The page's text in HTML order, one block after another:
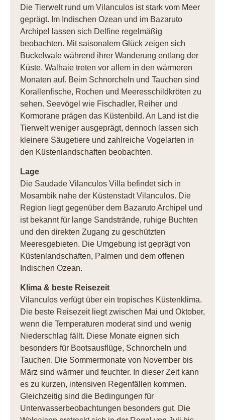
Die Tierwelt rund um Vilanculos ist stark vom Meer
geprägt. Im Indischen Ozean und im Bazaruto
Archipel lassen sich Delfine regelmäßig
beobachten. Mit saisonalem Glück zeigen sich
Buckelwale während ihrer Wanderung entlang der
Küste. Walhaie treten vor allem in den wärmeren
Monaten auf. Beim Schnorcheln und Tauchen sind
Korallenfische, Rochen und Meeresschildkröten zu
sehen. Seevögel wie Fischadler, Reiher und
Kormorane prägen das Küstenbild. An Land ist die
Tierwelt weniger ausgeprägt, dennoch lassen sich
kleinere Säugetiere und zahlreiche Vogelarten in
den Küstenlandschaften beobachten.
Lage
Die Saudade Vilanculos Villa befindet sich in
Mosambik nahe der Küstenstadt Vilanculos. Die
Region liegt gegenüber dem Bazaruto Archipel und
ist bekannt für lange Sandstrände, ruhige Buchten
und den direkten Zugang zu geschützten
Meeresgebieten. Die Umgebung ist geprägt von
Küstenlandschaften, Palmen und dem offenen
Indischen Ozean.
Klima & beste Reisezeit
Vilanculos verfügt über ein tropisches Küstenklima.
Die beste Reisezeit liegt zwischen Mai und Oktober,
wenn die Temperaturen moderat sind und wenig
Niederschlag fällt. Diese Monate eignen sich
besonders für Bootsausflüge, Schnorcheln und
Tauchen. Die Sommermonate von November bis
März sind wärmer und feuchter. In dieser Zeit kann
es zu kurzen, intensiven Regenfällen kommen.
Gleichzeitig sind die Bedingungen für
Unterwasserbeobachtungen besonders gut. Die